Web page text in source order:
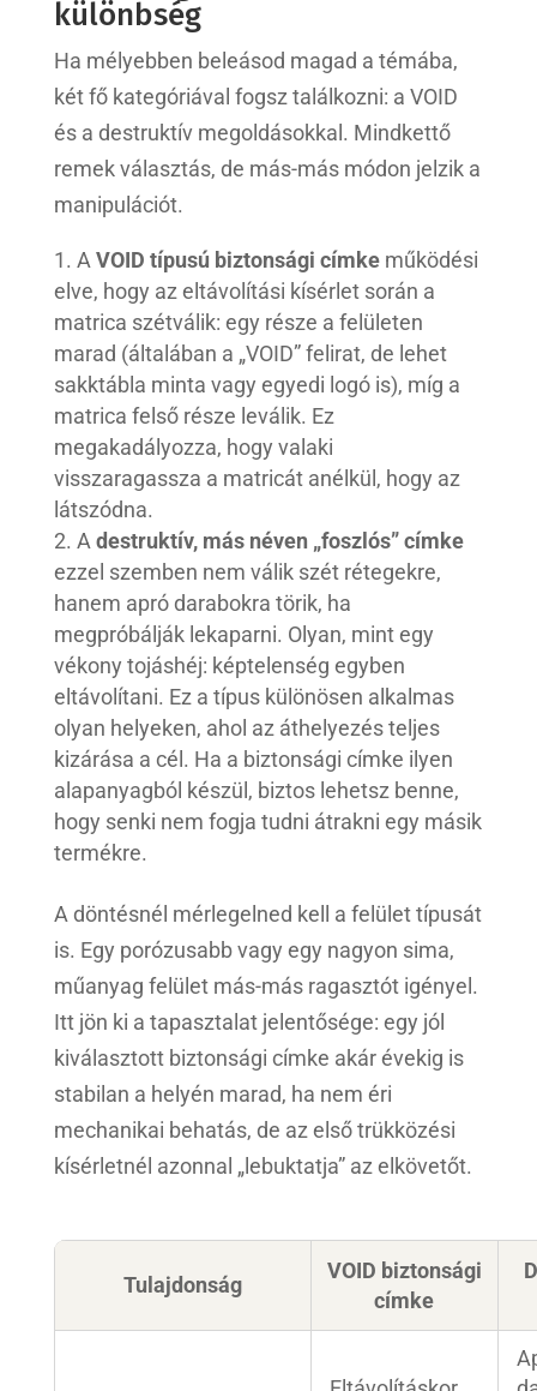
különbség
Ha mélyebben beleásod magad a témába,
két fő kategóriával fogsz találkozni: a VOID
és a destruktív megoldásokkal. Mindkettő
remek választás, de más-más módon jelzik a
manipulációt.
A VOID típusú biztonsági címkeműködési
elve, hogy az eltávolítási kísérlet során a
matrica szétválik: egy része a felületen
marad (általában a „VOID” felirat, de lehet
sakktábla minta vagy egyedi logó is), míg a
matrica felső része leválik. Ez
megakadályozza, hogy valaki
visszaragassza a matricát anélkül, hogy az
látszódna.
A destruktív, más néven „foszlós” címke
ezzel szemben nem válik szét rétegekre,
hanem apró darabokra törik, ha
megpróbálják lekaparni. Olyan, mint egy
vékony tojáshéj: képtelenség egyben
eltávolítani. Ez a típus különösen alkalmas
olyan helyeken, ahol az áthelyezés teljes
kizárása a cél. Ha a biztonsági címke ilyen
alapanyagból készül, biztos lehetsz benne,
hogy senki nem fogja tudni átrakni egy másik
termékre.
A döntésnél mérlegelned kell a felület típusát
is. Egy porózusabb vagy egy nagyon sima,
műanyag felület más-más ragasztót igényel.
Itt jön ki a tapasztalat jelentősége: egy jól
kiválasztott biztonsági címke akár évekig is
stabilan a helyén marad, ha nem éri
mechanikai behatás, de az első trükközési
kísérletnél azonnal „lebuktatja” az elkövetőt.
Tulajdonság
VOID biztonsági
címke